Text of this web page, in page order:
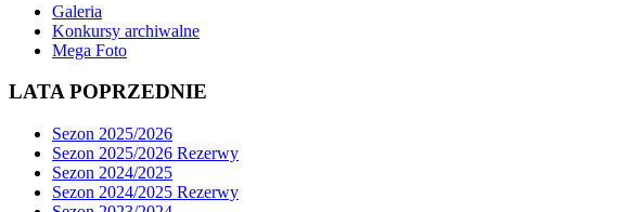
Galeria
Konkursy archiwalne
Mega Foto
LATA POPRZEDNIE
Sezon 2025/2026
Sezon 2025/2026 Rezerwy
Sezon 2024/2025
Sezon 2024/2025 Rezerwy